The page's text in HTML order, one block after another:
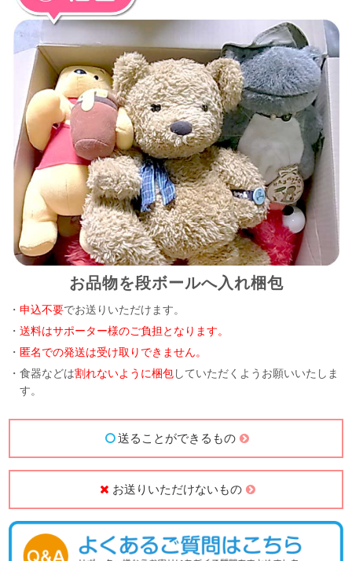
お品物を段ボールへ入れ梱包
・申込不要でお送りいただけます。
・送料はサポーター様のご負担となります。
・ 匿名での発送は受け取りできません。
・食器などは割れないように梱包していただくようお願いいたしま
す。
送ることができるもの
お送りいただけないもの